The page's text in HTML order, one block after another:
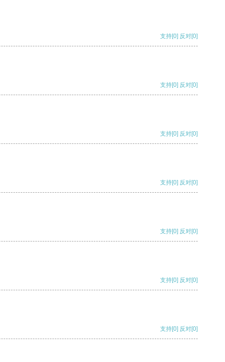
支持[0] 反对[0]
支持[0] 反对[0]
支持[0] 反对[0]
支持[0] 反对[0]
支持[0] 反对[0]
支持[0] 反对[0]
支持[0] 反对[0]